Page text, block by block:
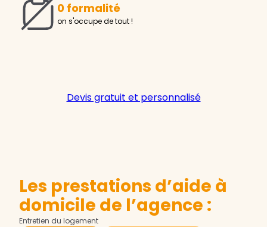
0 formalité
on s'occupe de tout !
Devis gratuit et personnalisé
Les prestations d’aide à
domicile de l’agence :
Entretien du logement